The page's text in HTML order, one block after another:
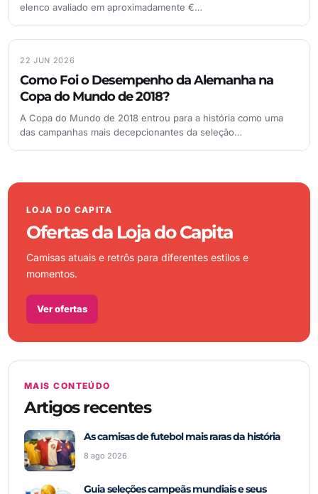
elenco avaliado em aproximadamente €…
22 JUN 2026
Como Foi o Desempenho da Alemanha na
Copa do Mundo de 2018?
A Copa do Mundo de 2018 entrou para a história como uma
das campanhas mais decepcionantes da seleção…
LOJA DO CAPITA
Ofertas da Loja do Capita
Camisas atuais e retrôs para diferentes estilos e
momentos.
Ver ofertas
MAIS CONTEÚDO
Artigos recentes
As camisas de futebol mais raras da história
8 ago 2026
Guia seleções campeãs mundiais e seus